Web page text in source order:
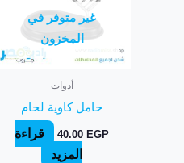
غير متوفر في
المخزون
حامل كاوية لحام
40.00
قراءة